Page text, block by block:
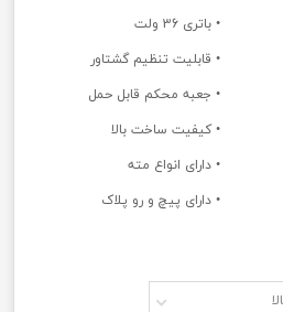
• باتری 36 ولت
• قابلیت تنظیم گشتاور
• جعبه محکم قابل حمل
• کیفیت ساخت بالا
• دارای انواع مته
• دارای پیچ و رو پلاک